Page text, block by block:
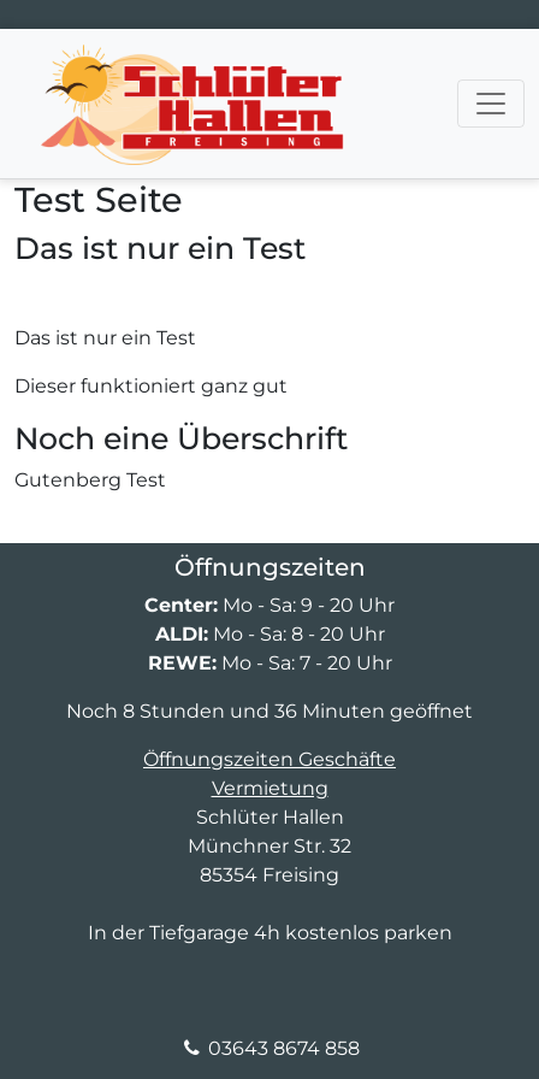
Hauptnavigation
Test Seite
Das ist nur ein Test
Das ist nur ein Test
Dieser funktioniert ganz gut
Noch eine Überschrift
Gutenberg Test
Öffnungszeiten
Center: Mo - Sa: 9 - 20 Uhr
ALDI:Mo - Sa: 8 - 20 Uhr
REWE:Mo - Sa: 7 - 20 Uhr
Noch 8 Stunden und 36 Minuten geöffnet
Öffnungszeiten Geschäfte
Vermietung
Schlüter Hallen
Münchner Str. 32
85354 Freising
In der Tiefgarage 4h kostenlos parken
03643 8674 858